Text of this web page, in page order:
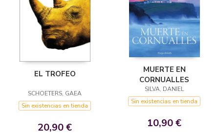
EL TROFEO
SCHOETERS, GAEA
Sin existencias en tienda
20,90 €
MUERTE EN
CORNUALLES
SILVA, DANIEL
Sin existencias en tienda
10,90 €